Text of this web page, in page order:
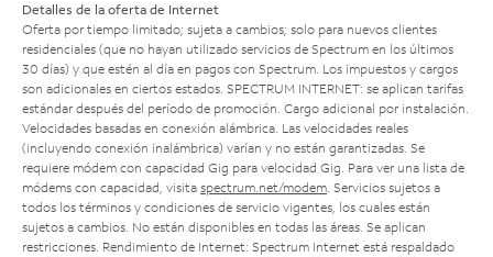
Detalles de la oferta de Internet
Oferta por tiempo limitado; sujeta a cambios; solo para nuevos clientes
residenciales (que no hayan utilizado servicios de Spectrum en los últimos
30 días) y que estén al día en pagos con Spectrum. Los impuestos y cargos
son adicionales en ciertos estados. SPECTRUM INTERNET: se aplican tarifas
estándar después del período de promoción. Cargo adicional por instalación.
Velocidades basadas en conexión alámbrica. Las velocidades reales
(incluyendo conexión inalámbrica) varían y no están garantizadas. Se
requiere módem con capacidad Gig para velocidad Gig. Para ver una lista de
módems con capacidad, visita spectrum.net/modem. Servicios sujetos a
todos los términos y condiciones de servicio vigentes, los cuales están
sujetos a cambios. No están disponibles en todas las áreas. Se aplican
restricciones. Rendimiento de Internet: Spectrum Internet está respaldado